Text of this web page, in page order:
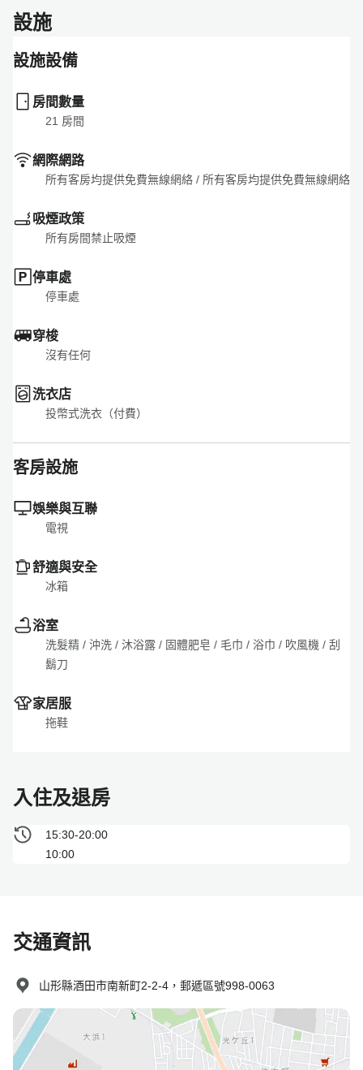
設施
設施設備
房間數量
21 房間
網際網路
所有客房均提供免費無線網絡 / 所有客房均提供免費無線網絡
吸煙政策
所有房間禁止吸煙
停車處
停車處
穿梭
沒有任何
洗衣店
投幣式洗衣（付費）
客房設施
娛樂與互聯
電視
舒適與安全
冰箱
浴室
洗髮精 / 沖洗 / 沐浴露 / 固體肥皂 / 毛巾 / 浴巾 / 吹風機 / 刮
鬍刀
家居服
拖鞋
入住及退房
15:30-20:00
10:00
交通資訊
山形縣酒田市南新町2-2-4，郵遞區號998-0063